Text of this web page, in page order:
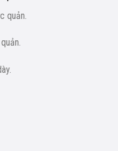
quản.